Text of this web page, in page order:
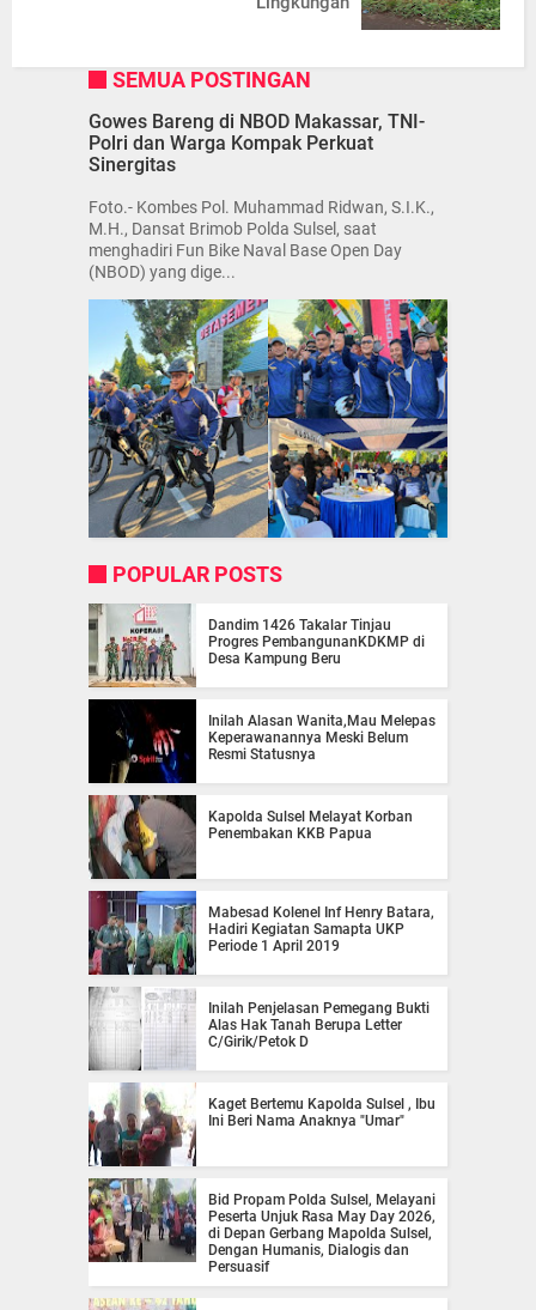
SEMUA POSTINGAN
Gowes Bareng di NBOD Makassar, TNI-
Polri dan Warga Kompak Perkuat
Sinergitas
Foto.- Kombes Pol. Muhammad Ridwan, S.I.K.,
M.H., Dansat Brimob Polda Sulsel, saat
menghadiri Fun Bike Naval Base Open Day
(NBOD) yang dige...
POPULAR POSTS
Dandim 1426 Takalar Tinjau
Progres PembangunanKDKMP di
Desa Kampung Beru
Inilah Alasan Wanita,Mau Melepas
Keperawanannya Meski Belum
Resmi Statusnya
Kapolda Sulsel Melayat Korban
Penembakan KKB Papua
Mabesad Kolenel Inf Henry Batara,
Hadiri Kegiatan Samapta UKP
Periode 1 April 2019
Inilah Penjelasan Pemegang Bukti
Alas Hak Tanah Berupa Letter
C/Girik/Petok D
Kaget Bertemu Kapolda Sulsel , Ibu
Ini Beri Nama Anaknya "Umar"
Bid Propam Polda Sulsel, Melayani
Peserta Unjuk Rasa May Day 2026,
di Depan Gerbang Mapolda Sulsel,
Dengan Humanis, Dialogis dan
Persuasif